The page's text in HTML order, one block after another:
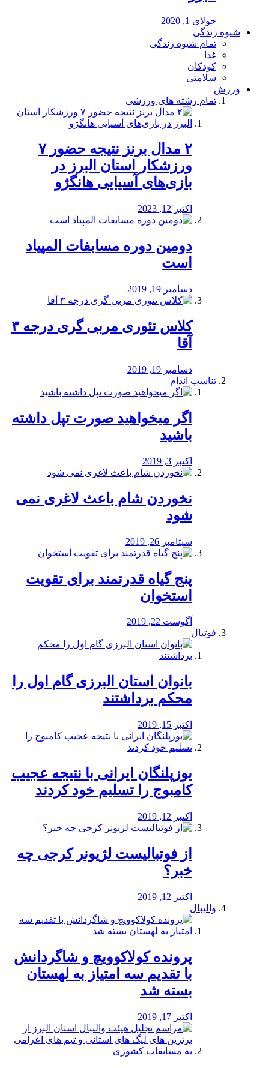
جولای 1, 2020
شیوه زندگی
تمام شیوه زندگی
غذا
کودکان
سلامتی
ورزش
تمام رشته های ورزشی
۲ مدال برنز نتیجه حضور ۷
ورزشکار استان البرز در
بازی‌های آسیایی هانگژو
اکتبر 12, 2023
دومین دوره مسابفات المپیاد
است
دسامبر 19, 2019
کلاس تئوری مربی گری درجه ۳
آقا
دسامبر 19, 2019
تناسب اندام
اگر میخواهید صورت تپل داشته
باشید
اکتبر 3, 2019
نخوردن شام باعث لاغری نمی
‌شود
سپتامبر 26, 2019
پنج گیاه قدرتمند برای تقویت
استخوان
آگوست 22, 2019
فوتبال
بانوان استان البرزی گام اول را
محكم برداشتند
اکتبر 15, 2019
یوزپلنگان ایرانی با نتیجه عجیب
کامبوج را تسلیم خود کردند
اکتبر 12, 2019
از فوتبالیست لژیونر کرجی چه
خبر؟
اکتبر 12, 2019
والیبال
پرونده کولاکوویچ و شاگردانش
با تقدیم سه امتیاز به لهستان
بسته شد
اکتبر 17, 2019